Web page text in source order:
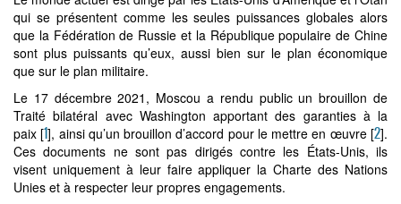
qui se présentent comme les seules puissances globales alors
que la Fédération de Russie et la République populaire de Chine
sont plus puissants qu’eux, aussi bien sur le plan économique
que sur le plan militaire.
Le 17 décembre 2021, Moscou a rendu public un brouillon de
Traité bilatéral avec Washington apportant des garanties à la
paix [1], ainsi qu’un brouillon d’accord pour le mettre en œuvre[2].
Ces documents ne sont pas dirigés contre les États-Unis, ils
visent uniquement à leur faire appliquer la Charte des Nations
Unies et à respecter leur propres engagements.